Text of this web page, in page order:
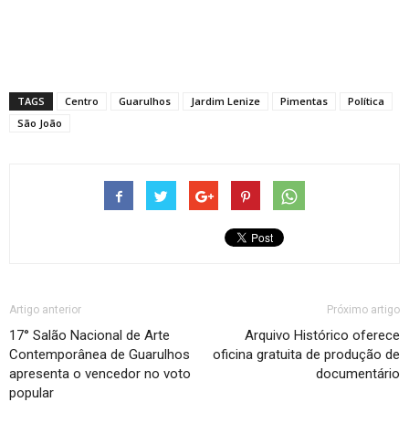
TAGS Centro Guarulhos Jardim Lenize Pimentas
Política
São João
Artigo anterior
17° Salão Nacional de Arte
Contemporânea de Guarulhos
apresenta o vencedor no voto
popular
Próximo artigo
Arquivo Histórico oferece
oficina gratuita de produção de
documentário